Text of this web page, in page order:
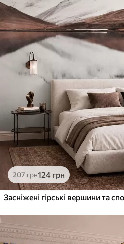
207грн124 грн